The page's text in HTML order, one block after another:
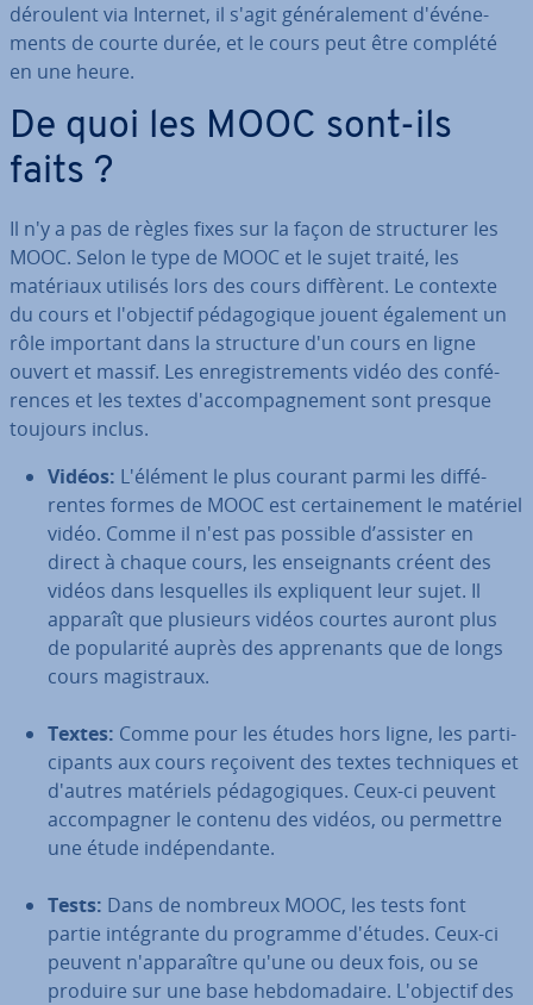
déroulent via Internet, il s'agit gé­né­ra­le­ment d'évé­ne­
ments de courte durée, et le cours peut être complété
en une heure.
De quoi les MOOC sont-ils
faits ?
Il n'y a pas de règles fixes sur la façon de struc­tu­rer les
MOOC. Selon le type de MOOC et le sujet traité, les
matériaux utilisés lors des cours diffèrent. Le contexte
du cours et l'ob­jec­tif pé­da­go­gique jouent également un
rôle important dans la structure d'un cours en ligne
ouvert et massif. Les en­re­gis­tre­ments vidéo des con­fé­
rences et les textes d'ac­com­pag­ne­ment sont presque
toujours inclus.
Vidéos: L'élément le plus courant parmi les dif­fé­
rentes formes de MOOC est cer­tai­ne­ment le matériel
vidéo. Comme il n'est pas possible d’assister en
direct à chaque cours, les en­seig­nants créent des
vidéos dans les­quelles ils ex­pli­quent leur sujet. Il
apparaît que plusieurs vidéos courtes auront plus
de po­pu­la­rité auprès des ap­pre­nants que de longs
cours ma­gis­traux.
Textes: Comme pour les études hors ligne, les par­ti­
ci­pants aux cours reçoivent des textes tech­niques et
d'autres matériels pé­da­go­giques. Ceux-ci peuvent
ac­com­pag­ner le contenu des vidéos, ou permettre
une étude in­dé­pen­dante.
Tests: Dans de nombreux MOOC, les tests font
partie in­té­grante du programme d'études. Ceux-ci
peuvent n'ap­pa­raître qu'une ou deux fois, ou se
produire sur une base heb­do­ma­daire. L'ob­jec­tif des